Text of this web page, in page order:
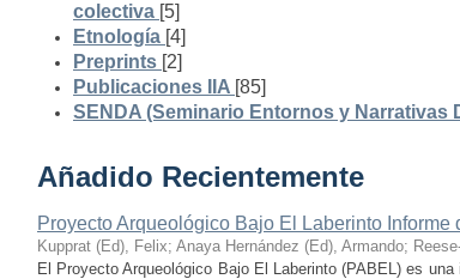
colectiva [5]
Etnología [4]
Preprints [2]
Publicaciones IIA [85]
SENDA (Seminario Entornos y Narrativas
Añadido Recientemente
Proyecto Arqueológico Bajo El Laberinto Informe
Kupprat (Ed), Felix; Anaya Hernández (Ed), Armando;
El Proyecto Arqueológico Bajo El Laberinto (PABEL) es